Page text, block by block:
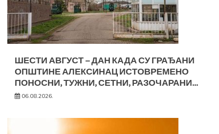
ШЕСТИ АВГУСТ – ДАН КАДА СУ ГРАЂАНИ
ОПШТИНЕ АЛЕКСИНАЦ ИСТОВРЕМЕНО
ПОНОСНИ, ТУЖНИ, СЕТНИ, РАЗОЧАРАНИ…
06.08.2026.